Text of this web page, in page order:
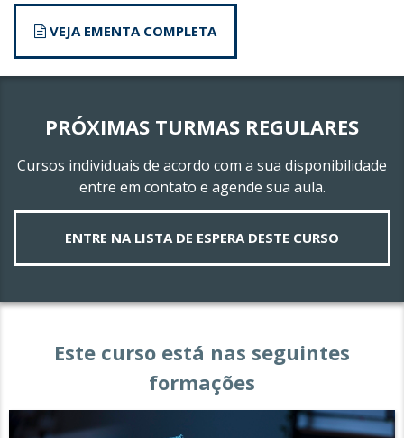
VEJA EMENTA COMPLETA
PRÓXIMAS TURMAS REGULARES
Cursos individuais de acordo com a sua disponibilidade
entre em contato e agende sua aula.
ENTRE NA LISTA DE ESPERA DESTE CURSO
Este curso está nas seguintes
formações